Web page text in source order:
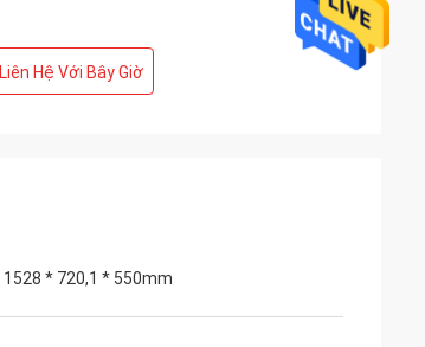
Liên Hệ Với Bây Giờ
1528 * 720,1 * 550mm